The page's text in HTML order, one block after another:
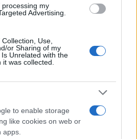
my
Advertising.
Use,
or Sharing of my
Unrelated with the
was collected.
to enable storage
like cookies on web or